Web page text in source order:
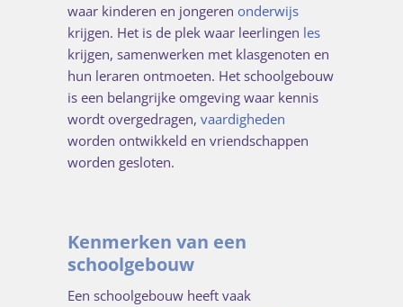
waar kinderen en jongeren onderwijs
krijgen. Het is de plek waar leerlingen les
krijgen, samenwerken met klasgenoten en
hun leraren ontmoeten. Het schoolgebouw
is een belangrijke omgeving waar kennis
wordt overgedragen, vaardigheden
worden ontwikkeld en vriendschappen
worden gesloten.
Kenmerken van een
schoolgebouw
Een schoolgebouw heeft vaak